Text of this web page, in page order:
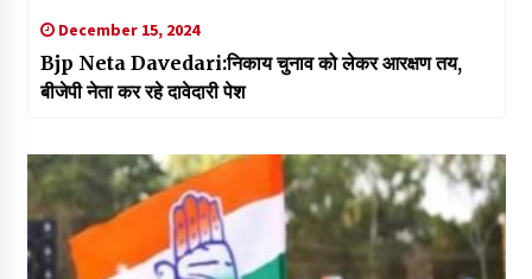
December 15, 2024
Bjp Neta Davedari:निकाय चुनाव को लेकर आरक्षण तय,
बीजेपी नेता कर रहे दावेदारी पेश